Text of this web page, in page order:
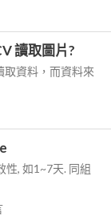
讀取圖片?
資料，而資料來
性, 如1~7天. 同組